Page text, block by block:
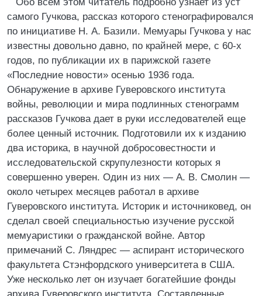
самого Гучкова, рассказ которого стенографировался
по инициативе Н. А. Базили. Мемуары Гучкова у нас
известны довольно давно, по крайней мере, с 60-х
годов, по публикации их в парижской газете
«Последние новости» осенью 1936 года.
Обнаружение в архиве Гуверовского института
войны, революции и мира подлинных стенограмм
рассказов Гучкова дает в руки исследователей еще
более ценный источник. Подготовили их к изданию
два историка, в научной добросовестности и
исследовательской скрупулезности которых я
совершенно уверен. Один из них — А. В. Смолин —
около четырех месяцев работал в архиве
Гуверовского института. Историк и источниковед, он
сделал своей специальностью изучение русской
мемуаристики о гражданской войне. Автор
примечаний С. Ляндрес — аспирант исторического
факультета Стэнфордского университета в США.
Уже несколько лет он изучает богатейшие фонды